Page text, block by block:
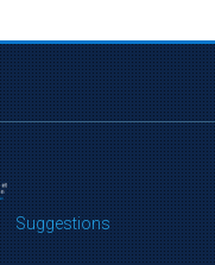
Suggestions